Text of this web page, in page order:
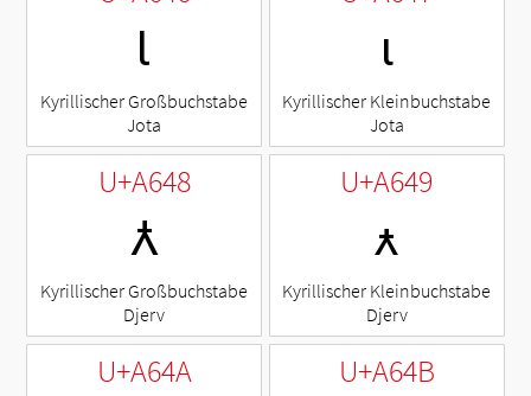
Ꙇ
Kyrillischer Großbuchstabe
Jota
ꙇ
Kyrillischer Kleinbuchstabe
Jota
U+A648
Ꙉ
Kyrillischer Großbuchstabe
Djerv
U+A649
ꙉ
Kyrillischer Kleinbuchstabe
Djerv
U+A64A U+A64B